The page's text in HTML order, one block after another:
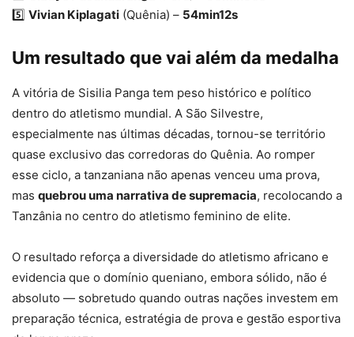
5️⃣ Vivian Kiplagati (Quênia) – 54min12s
Um resultado que vai além da medalha
A vitória de Sisilia Panga tem peso histórico e político
dentro do atletismo mundial. A São Silvestre,
especialmente nas últimas décadas, tornou-se território
quase exclusivo das corredoras do Quênia. Ao romper
esse ciclo, a tanzaniana não apenas venceu uma prova,
mas quebrou uma narrativa de supremacia, recolocando a
Tanzânia no centro do atletismo feminino de elite.
O resultado reforça a diversidade do atletismo africano e
evidencia que o domínio queniano, embora sólido, não é
absoluto — sobretudo quando outras nações investem em
preparação técnica, estratégia de prova e gestão esportiva